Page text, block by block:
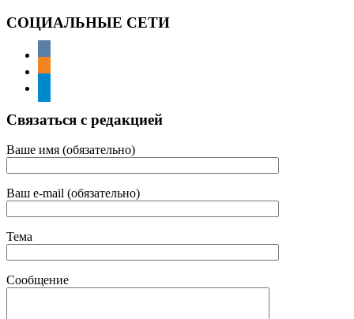
СОЦИАЛЬНЫЕ СЕТИ
Связаться с редакцией
Ваше имя (обязательно)
Ваш e-mail (обязательно)
Тема
Сообщение